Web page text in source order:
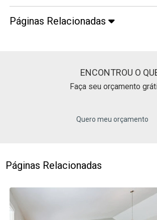
Páginas Relacionadas
ENCONTROU O
Faça seu orçamento
Quero meu orçamento
Páginas Relacionadas